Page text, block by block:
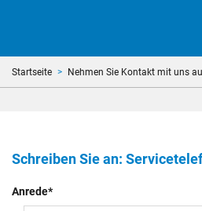
Startseite Nehmen Sie Kontakt mit uns
Schreiben Sie an:
Anrede*